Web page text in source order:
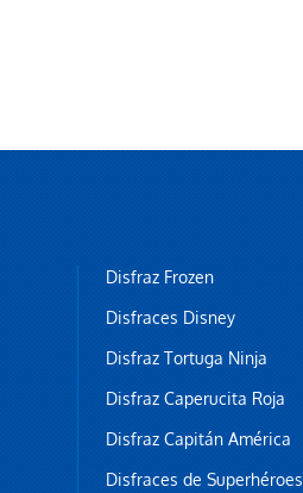
Disfraz Frozen
Disfraces Disney
Disfraz Tortuga Ninja
Disfraz Caperucita Roja
Disfraz Capitán América
Disfraces de Superhéroes